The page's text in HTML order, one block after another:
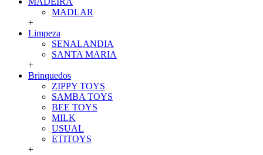
MADLAR
+
Limpeza
SENALANDIA
SANTA MARIA
+
Brinquedos
ZIPPY TOYS
SAMBA TOYS
BEE TOYS
MILK
USUAL
ETITOYS
+